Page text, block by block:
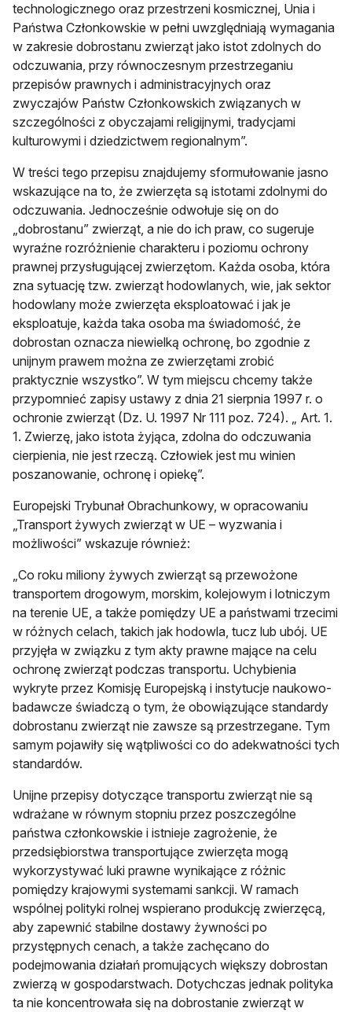
technologicznego oraz przestrzeni kosmicznej, Unia i
Państwa Członkowskie w pełni uwzględniają wymagania
w zakresie dobrostanu zwierząt jako istot zdolnych do
odczuwania, przy równoczesnym przestrzeganiu
przepisów prawnych i administracyjnych oraz
zwyczajów Państw Członkowskich związanych w
szczególności z obyczajami religijnymi, tradycjami
kulturowymi i dziedzictwem regionalnym”.
W treści tego przepisu znajdujemy sformułowanie jasno
wskazujące na to, że zwierzęta są istotami zdolnymi do
odczuwania. Jednocześnie odwołuje się on do
„dobrostanu” zwierząt, a nie do ich praw, co sugeruje
wyraźne rozróżnienie charakteru i poziomu ochrony
prawnej przysługującej zwierzętom. Każda osoba, która
zna sytuację tzw. zwierząt hodowlanych, wie, jak sektor
hodowlany może zwierzęta eksploatować i jak je
eksploatuje, każda taka osoba ma świadomość, że
dobrostan oznacza niewielką ochronę, bo zgodnie z
unijnym prawem można ze zwierzętami zrobić
praktycznie wszystko”. W tym miejscu chcemy także
przypomnieć zapisy ustawy z dnia 21 sierpnia 1997 r. o
ochronie zwierząt (Dz. U. 1997 Nr 111 poz. 724). „ Art. 1.
1. Zwierzę, jako istota żyjąca, zdolna do odczuwania
cierpienia, nie jest rzeczą. Człowiek jest mu winien
poszanowanie, ochronę i opiekę”.
Europejski Trybunał Obrachunkowy, w opracowaniu
„Transport żywych zwierząt w UE – wyzwania i
możliwości” wskazuje również:
„Co roku miliony żywych zwierząt są przewożone
transportem drogowym, morskim, kolejowym i lotniczym
na terenie UE, a także pomiędzy UE a państwami trzecimi
w różnych celach, takich jak hodowla, tucz lub ubój. UE
przyjęła w związku z tym akty prawne mające na celu
ochronę zwierząt podczas transportu. Uchybienia
wykryte przez Komisję Europejską i instytucje naukowo-
badawcze świadczą o tym, że obowiązujące standardy
dobrostanu zwierząt nie zawsze są przestrzegane. Tym
samym pojawiły się wątpliwości co do adekwatności tych
standardów.
Unijne przepisy dotyczące transportu zwierząt nie są
wdrażane w równym stopniu przez poszczególne
państwa członkowskie i istnieje zagrożenie, że
przedsiębiorstwa transportujące zwierzęta mogą
wykorzystywać luki prawne wynikające z różnic
pomiędzy krajowymi systemami sankcji. W ramach
wspólnej polityki rolnej wspierano produkcję zwierzęcą,
aby zapewnić stabilne dostawy żywności po
przystępnych cenach, a także zachęcano do
podejmowania działań promujących większy dobrostan
zwierzą w gospodarstwach. Dotychczas jednak polityka
ta nie koncentrowała się na dobrostanie zwierząt w